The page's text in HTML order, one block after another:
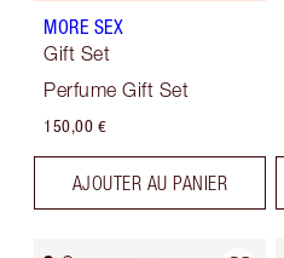
MORE SEX
Gift Set
Perfume Gift Set
150,00 €
AJOUTER AU PANIER